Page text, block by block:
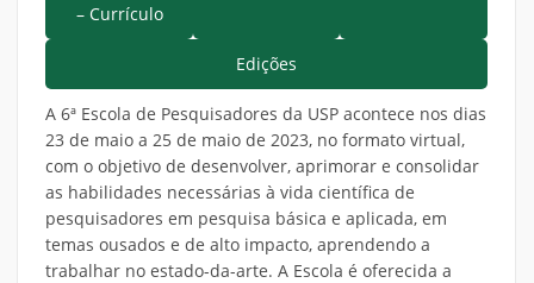
– Currículo
Edições
A 6ª Escola de Pesquisadores da USP acontece nos dias
23 de maio a 25 de maio de 2023, no formato virtual,
com o objetivo de desenvolver, aprimorar e consolidar
as habilidades necessárias à vida científica de
pesquisadores em pesquisa básica e aplicada, em
temas ousados e de alto impacto, aprendendo a
trabalhar no estado-da-arte. A Escola é oferecida a